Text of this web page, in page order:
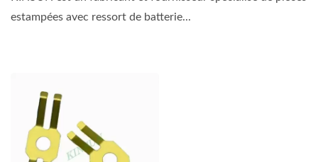
estampées avec ressort de batterie...